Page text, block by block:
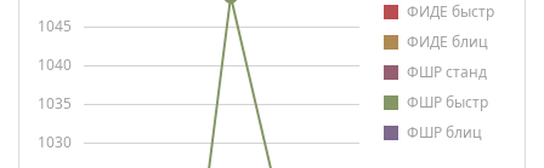
ФИДЕ быстр
ФИДЕ блиц
ФШР станд
ФШР быстр
ФШР блиц
1030
1035
1040
1045